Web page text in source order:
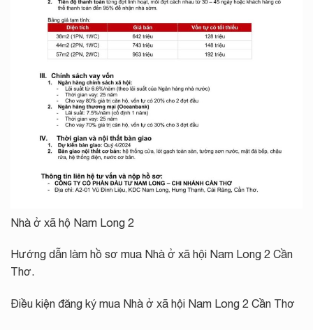
Nhà ở xã hộ Nam Long 2
Hướng dẫn làm hồ sơ mua Nhà ở xã hội Nam Long 2 Cần
Thơ.
Điều kiện đăng ký mua Nhà ở xã hội Nam Long 2 Cần Thơ